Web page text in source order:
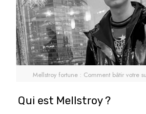
Mellstroy fortune : Comment bâtir votre
Qui est Mellstroy ?